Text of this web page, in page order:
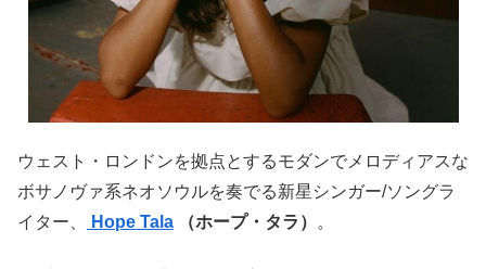
ウェスト・ロンドンを拠点とするモダンでメロディアスな
ボサノヴァ系ネオソウルを奏でる新星シンガー/ソングラ
イター、
Hope Tala （ホープ・タラ） 。